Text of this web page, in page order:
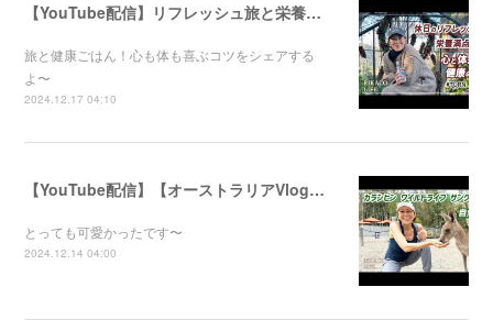
【YouTube配信】リフレッシュ旅と栄養満点ごはん！心と体が喜ぶ健康のコツ
旅と健康ごはん！心も体も喜ぶコツをシェアする
よ〜
2024.12.17 04:10
【YouTube配信】【オーストラリアVlog】自然公園で動物たちと触れ合ってきました〜
とっても可愛かったです〜
2024.12.14 04:00